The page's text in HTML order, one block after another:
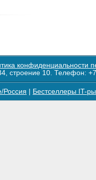
конфиденциальности
строение 10. Телефон:
Россия Бестселлеры IT-